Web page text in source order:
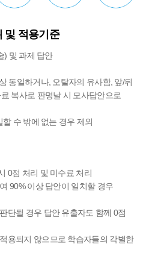
및 적용기준
) 및 과제 답안
동일하거나, 오탈자의 유사함, 앞/뒤
복사로 판명날 시 모사답안으로
수 밖에 없는 경우 제외
0점 처리 및 미수료 처리
90% 이상 답안이 일치할 경우
단될 경우 답안 유출자도 함께 0점
용되지 않으므로 학습자들의 각별한